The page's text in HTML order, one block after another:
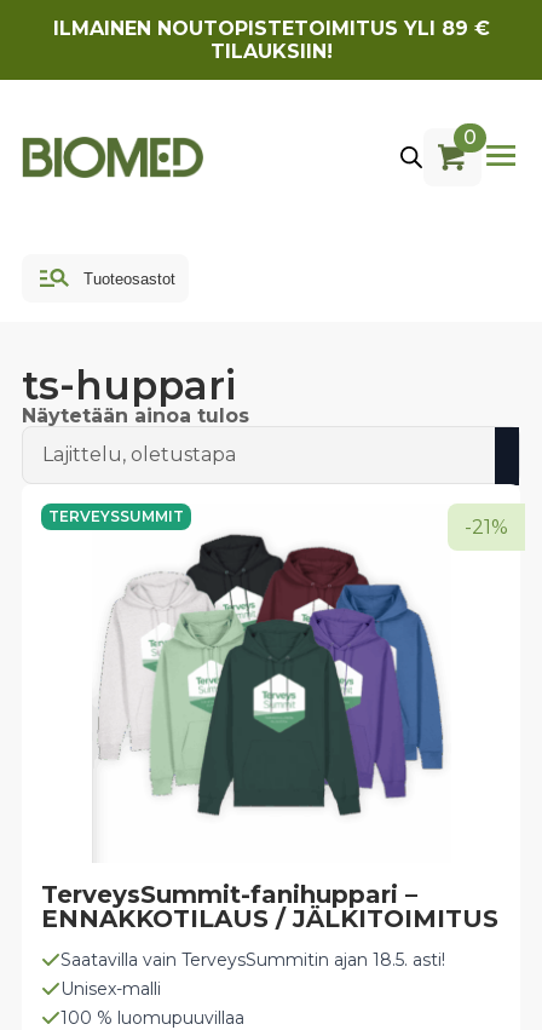
ILMAINEN NOUTOPISTETOIMITUS YLI 89 €
TILAUKSIIN!
0
ts-huppari
Näytetään ainoa tulos
-21%
Saatavilla vain TerveysSummitin ajan 18.5. asti!
Unisex-malli
100 % luomupuuvillaa
TERVEYSSUMMIT
TerveysSummit-fanihuppari –
ENNAKKOTILAUS / JÄLKITOIMITUS